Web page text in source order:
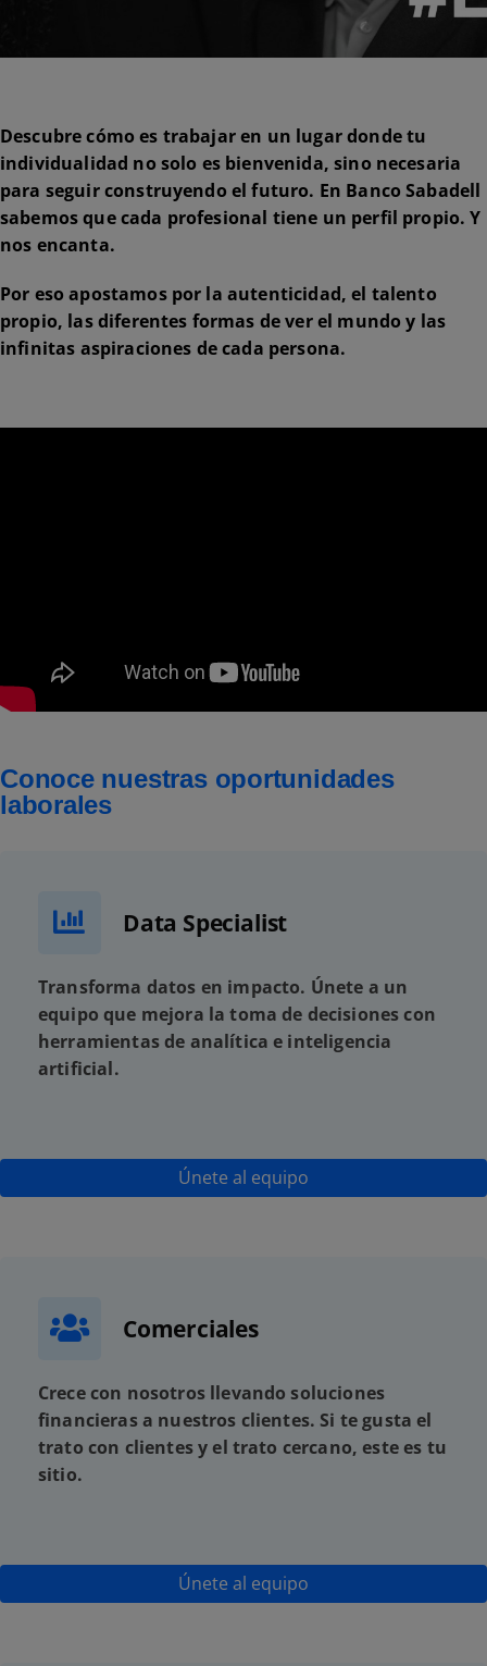
Descubre cómo es trabajar en un lugar donde tu
individualidad no solo es bienvenida, sino necesaria
para seguir construyendo el futuro. En Banco Sabadell
sabemos que cada profesional tiene un perfil propio. Y
nos encanta.
Por eso apostamos por la autenticidad, el talento
propio, las diferentes formas de ver el mundo y las
infinitas aspiraciones de cada persona.
Conoce nuestras oportunidades
laborales
Data Specialist
Transforma datos en impacto. Únete a un
equipo que mejora la toma de decisiones con
herramientas de analítica e inteligencia
artificial.
Únete al equipo
Comerciales
Crece con nosotros llevando soluciones
financieras a nuestros clientes. Si te gusta el
trato con clientes y el trato cercano, este es tu
sitio.
Únete al equipo